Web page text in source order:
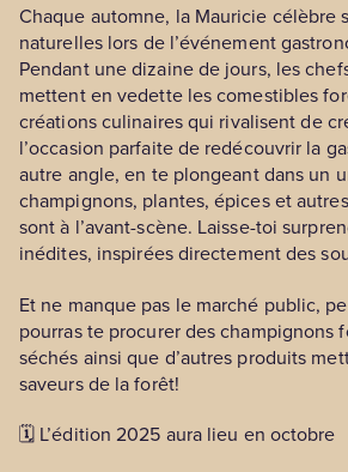
Chaque automne, la Mauricie célèbre
naturelles lors de l’événement
Pendant une dizaine de jours, les
mettent en vedette les comestibles
créations culinaires qui rivalisent de
l’occasion parfaite de redécouvrir la
autre angle, en te plongeant dans un
champignons, plantes, épices et
sont à l’avant-scène. Laisse-toi
inédites, inspirées directement des
Et ne manque pas le marché public,
pourras te procurer des champignons
séchés ainsi que d’autres produits
saveurs de la forêt!
🗓️ L’édition 2025 aura lieu en octobre